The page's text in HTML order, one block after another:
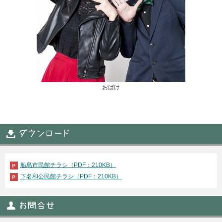
おばけ
船島市民館チラシ（PDF：210KB）
下名和公民館チラシ（PDF：210KB）